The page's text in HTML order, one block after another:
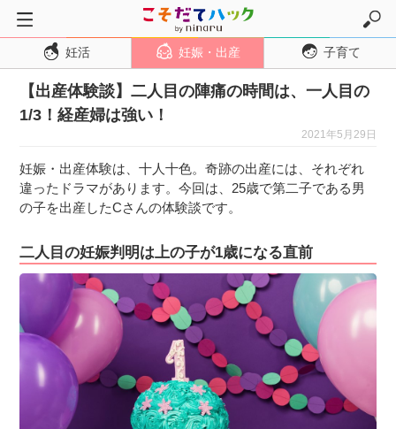
トップページ
妊活
妊娠・出産
妊娠初期
妊娠中期
妊娠後期
出産
子育て・育児
０歳児
１歳児
２歳児
３〜６歳児
妊活 妊娠・出産 子育て
【出産体験談】二人目の陣痛の時間は、一人目の
1/3！経産婦は強い！
2021年5月29日
妊娠・出産体験は、十人十色。奇跡の出産には、それぞれ
違ったドラマがあります。今回は、25歳で第二子である男
の子を出産したCさんの体験談です。
二人目の妊娠判明は上の子が1歳になる直前